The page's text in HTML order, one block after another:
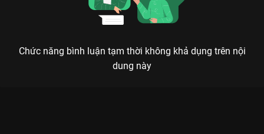
Chức năng bình luận tạm thời không khả dụng trên nội
dung này